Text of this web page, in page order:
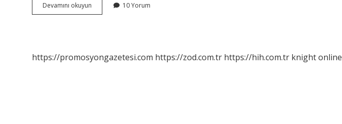
Devamını okuyun
Alırken
10 Yorum
https://promosyongazetesi.com https://zod.com.tr https://hih.com.tr knight online